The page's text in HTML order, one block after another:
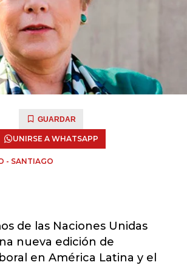
GUARDAR
UNIRSE A WHATSAPP
- SANTIAGO
de las Naciones Unidas
nueva edición de
en América Latina y el